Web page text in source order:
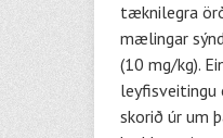
tæknilegra
mælingar
(10 mg/kg).
leyfisveitingu
skorið úr um